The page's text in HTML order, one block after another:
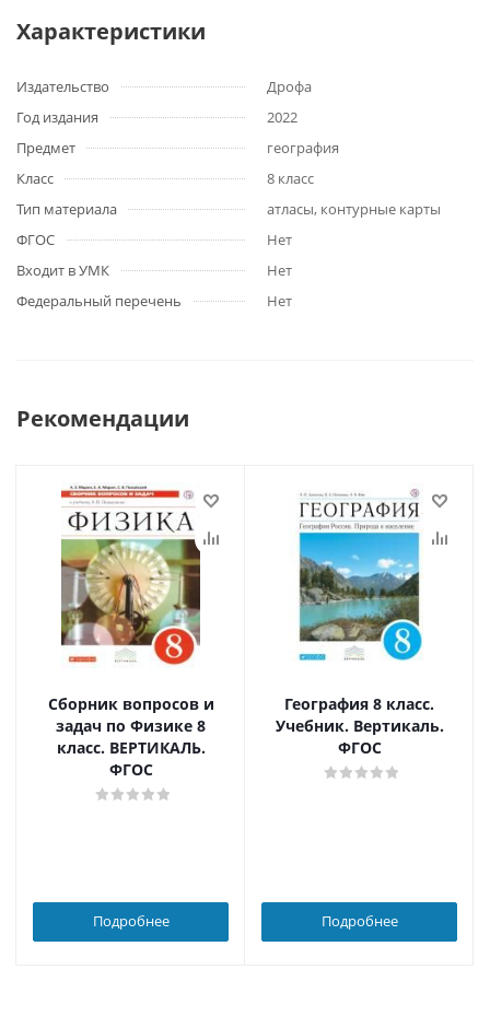
Характеристики
Издательство
Дрофа
Год издания
2022
Предмет
география
Класс
8 класс
Тип материала
атласы, контурные карты
ФГОС
Нет
Входит в УМК
Нет
Федеральный перечень
Нет
Рекомендации
Сборник вопросов и
задач по Физике 8
класс. ВЕРТИКАЛЬ.
ФГОС
Подробнее
География 8 класс.
Учебник. Вертикаль.
ФГОС
Подробнее